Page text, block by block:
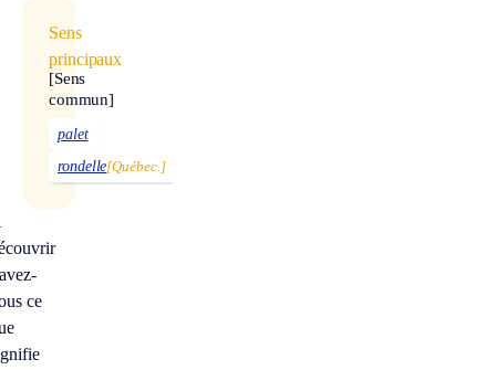
Sens
principaux
[Sens
commun]
palet
rondelle[Québec.]
ce